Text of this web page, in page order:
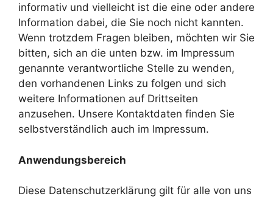
informativ und vielleicht ist die eine oder andere
Information dabei, die Sie noch nicht kannten.
Wenn trotzdem Fragen bleiben, möchten wir Sie
bitten, sich an die unten bzw. im Impressum
genannte verantwortliche Stelle zu wenden,
den vorhandenen Links zu folgen und sich
weitere Informationen auf Drittseiten
anzusehen. Unsere Kontaktdaten finden Sie
selbstverständlich auch im Impressum.
Anwendungsbereich
Diese Datenschutzerklärung gilt für alle von uns